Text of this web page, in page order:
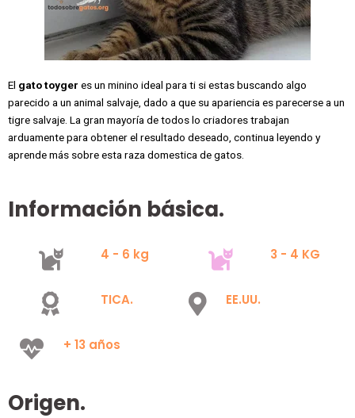
El gato toyger es un minino ideal para ti si estas buscando algo
parecido a un animal salvaje, dado a que su apariencia es parecerse a un
tigre salvaje. La gran mayoría de todos lo criadores trabajan
arduamente para obtener el resultado deseado, continua leyendo y
aprende más sobre esta raza domestica de gatos.
Información básica.
4 - 6 kg 3 - 4 KG
TICA. EE.UU.
+ 13 años
Origen.